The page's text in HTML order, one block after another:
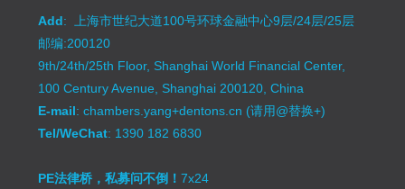
Add: 上海市世纪大道100号环球金融中心9层/24层/25层
邮编:200120
9th/24th/25th Floor, Shanghai World Financial Center,
100 Century Avenue, Shanghai 200120, China
E-mail: chambers.yang+dentons.cn (请用@替换+)
Tel/WeChat: 1390 182 6830
PE法律桥，私募问不倒！7x24